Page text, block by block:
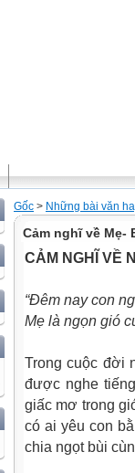
Gốc > Những bài văn
Cảm nghĩ về Mẹ-
CẢM NGHĨ VỀ
“Đêm nay con
Mẹ là ngọn gió
Trong cuộc đời
được nghe
giấc mơ trong
có ai yêu con
chia ngọt bùi